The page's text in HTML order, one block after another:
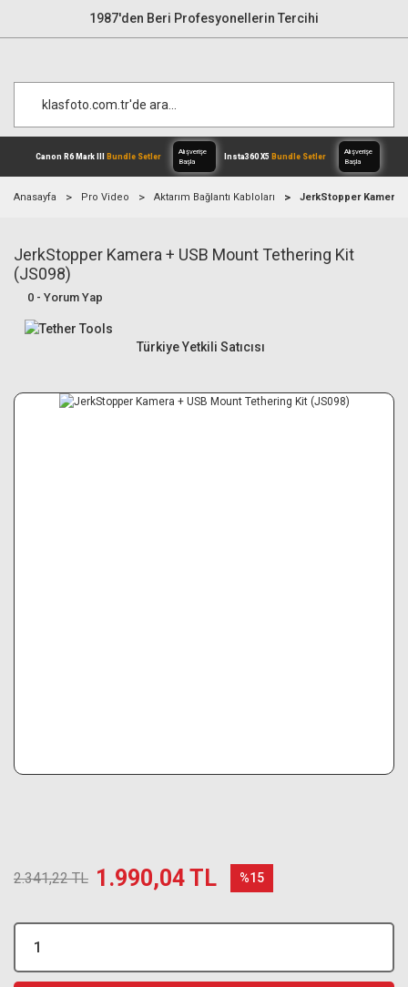
1987'den Beri Profesyonellerin Tercihi
Canon R6 Mark III Bundle Setler
Alışverişe
Anasayfa Pro Video Aktarım Bağlantı Kabloları JerkStopper Kamera
JerkStopper Kamera + USB Mount Tethering Kit
(JS098)
0 - Yorum Yap
Türkiye Yetkili Satıcısı
2.341,22 TL 1.990,04 TL %15